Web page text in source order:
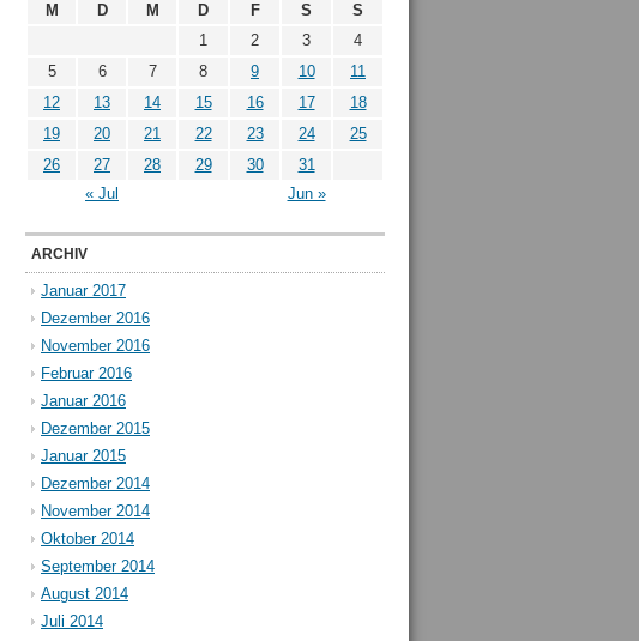
M D M D F S S
« Jul Jun »
1 2 3
4
5
6 7 8 9 10
11
12
13 14 15 16 17
18
19
20 21 22 23 24
25
26
27 28 29 30 31
ARCHIV
Januar 2017
Dezember 2016
November 2016
Februar 2016
Januar 2016
Dezember 2015
Januar 2015
Dezember 2014
November 2014
Oktober 2014
September 2014
August 2014
Juli 2014